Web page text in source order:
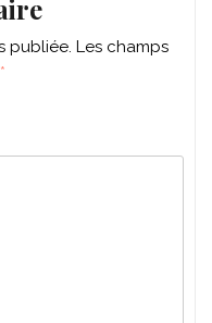
publiée. Les champs
*